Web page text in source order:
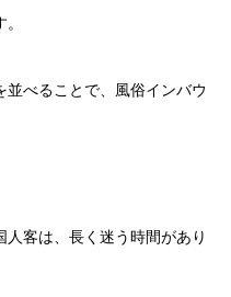
べることで、風俗インバウ
客は、長く迷う時間があり